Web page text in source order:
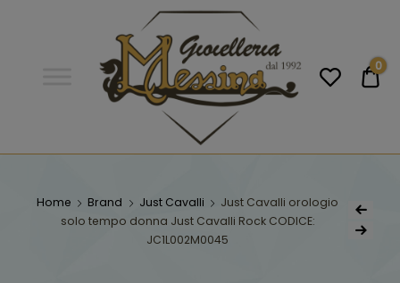
MESSINA
marchi.
0
Home Brand Just Cavalli
Just Cavalli orologio
solo tempo donna Just Cavalli Rock CODICE:
JC1L002M0045